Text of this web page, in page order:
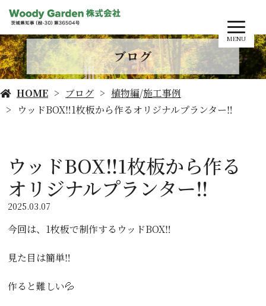
MENU
ブログ
HOME ブログ 植物編/施工事例
ウッドBOX‼️1枚板から作るオリジナルプランター‼️
ウッドBOX‼️1枚板から作る
オリジナルプランター‼️
2025.03.07
今回は、1枚板で制作するウッドBOX‼️
見た目は簡単‼️
作ると難しい💦